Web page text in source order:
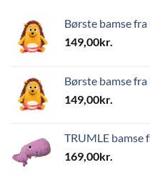
Børste bamse fra
149,00kr.
Børste bamse fra
149,00kr.
TRUMLE bamse
169,00kr.